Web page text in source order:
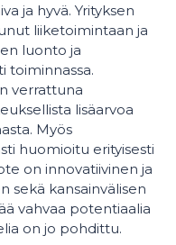
ja hyvä. Yrityksen
liiketoimintaan ja
luonto ja
toiminnassa.
verrattuna
lisäarvoa
Myös
huomioitu erityisesti
on innovatiivinen ja
sekä kansainvälisen
vahvaa potentiaalia
on jo pohdittu.